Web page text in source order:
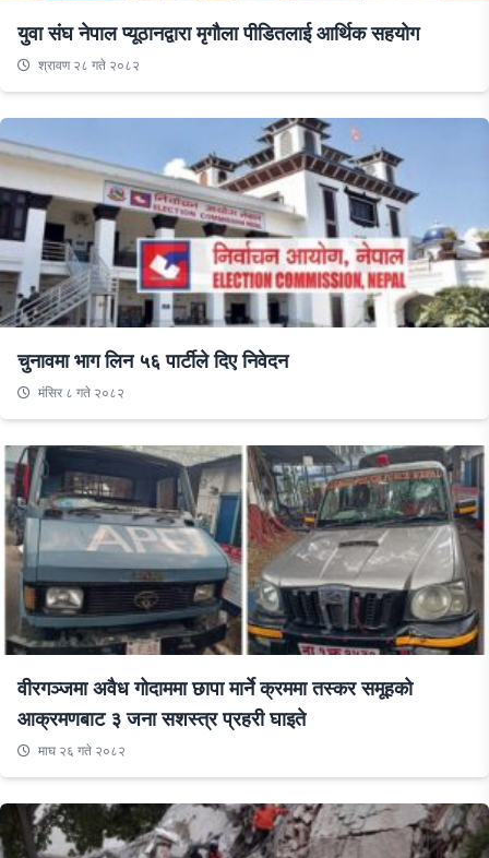
युवा संघ नेपाल प्यूठानद्वारा मृगौला पीडितलाई आर्थिक सहयोग
श्रावण २८ गते २०८२
चुनावमा भाग लिन ५६ पार्टीले दिए निवेदन
मंसिर ८ गते २०८२
वीरगञ्जमा अवैध गोदाममा छापा मार्ने क्रममा तस्कर समूहको
आक्रमणबाट ३ जना सशस्त्र प्रहरी घाइते
माघ २६ गते २०८२